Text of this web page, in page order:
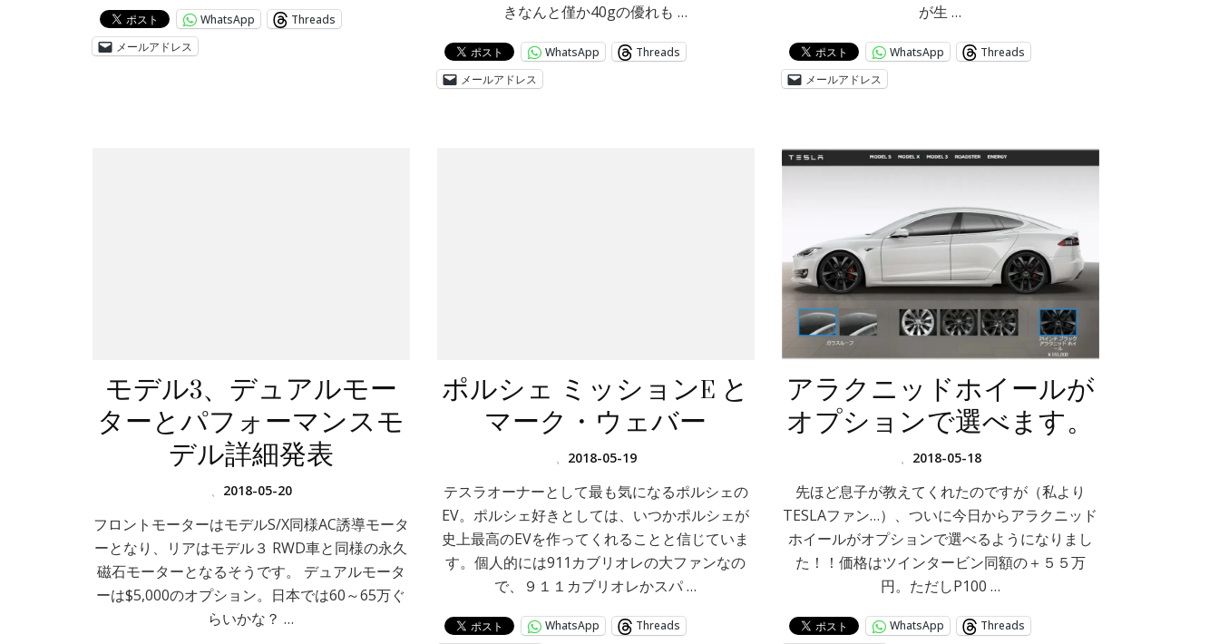
WhatsApp
Threads
メールアドレス
きなんと僅か40gの優れも …
WhatsApp
Threads
メールアドレス
が生 …
WhatsApp
Threads
メールアドレス
モデル3、デュアルモー
ターとパフォーマンスモ
デル詳細発表
2018-05-20
フロントモーターはモデルS/X同様AC誘導モータ
ーとなり、リアはモデル３ RWD車と同様の永久
磁石モーターとなるそうです。 デュアルモータ
ーは$5,000のオプション。日本では60～65万ぐ
らいかな？ …
ポルシェ ミッションE と
マーク・ウェバー
2018-05-19
テスラオーナーとして最も気になるポルシェの
EV。ポルシェ好きとしては、いつかポルシェが
史上最高のEVを作ってくれることと信じていま
す。個人的には911カブリオレの大ファンなの
で、９１１カブリオレかスパ …
WhatsApp
Threads
アラクニッドホイールが
オプションで選べます。
2018-05-18
先ほど息子が教えてくれたのですが（私より
TESLAファン…）、ついに今日からアラクニッド
ホイールがオプションで選べるようになりまし
た！！価格はツインタービン同額の＋５５万
円。ただしP100 …
WhatsApp
Threads